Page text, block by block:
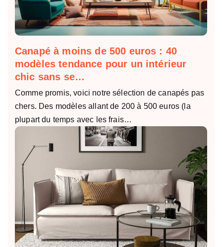
Canapé à moins de 500 euros : 40
modèles tendance pour un intérieur
chic sans se…
Comme promis, voici notre sélection de canapés pas
chers. Des modèles allant de 200 à 500 euros (la
plupart du temps avec les frais…